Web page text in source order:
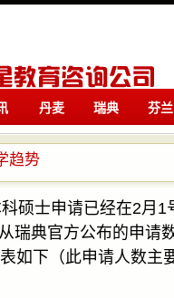
丹麦
留学
瑞典
留学
芬兰
趋势
硕士申请已经在2月1
瑞典官方公布的申请
如下（此申请人数主